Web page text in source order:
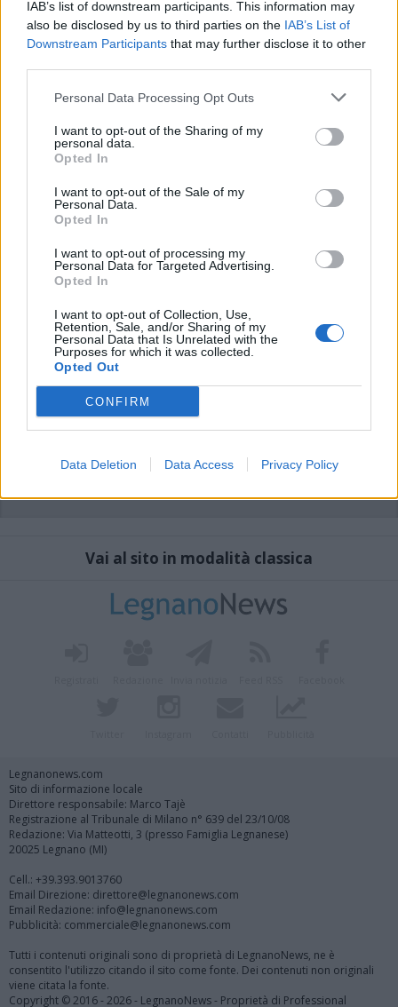
IAB’s list of downstream participants. This information may
also be disclosed by us to third parties on the IAB’s List of
Downstream Participants that may further disclose it to other
Personal Data Processing Opt Outs
I want to opt-out of the Sharing of my
personal data.
Opted In
I want to opt-out of the Sale of my
Personal Data.
Opted In
I want to opt-out of processing my
Personal Data for Targeted Advertising.
Opted In
I want to opt-out of Collection, Use,
Retention, Sale, and/or Sharing of my
Personal Data that Is Unrelated with the
Purposes for which it was collected.
Opted Out
CONFIRM
Data Deletion Data Access Privacy Policy
articolo.
L'email è richiesta ma non verrà mostrata ai visitatori. Il contenuto di questo
commento esprime il pensiero dell'autore e non rappresenta la linea editoriale
commenti non sono testi giornalistici, ma post inviati dai singoli lettori che
possono essere automaticamente pubblicati senza filtro preventivo. I commenti
che includano uno o più link a siti esterni verranno rimossi in automatico dal
Vai al sito in modalità classica
Legnanonews.com
Sito di informazione locale
Direttore responsabile: Marco Tajè
Registrazione al Tribunale di Milano n° 639 del 23/10/08
Redazione: Via Matteotti, 3 (presso Famiglia Legnanese)
20025 Legnano (MI)
Cell.: +39.393.9013760
Email Direzione: direttore@legnanonews.com
Email Redazione: info@legnanonews.com
Pubblicità: commerciale@legnanonews.com
Tutti i contenuti originali sono di proprietà di LegnanoNews, ne è
consentito l'utilizzo citando il sito come fonte. Dei contenuti non originali
viene citata la fonte.
Copyright © 2016 - 2026 - LegnanoNews - Proprietà di Professional